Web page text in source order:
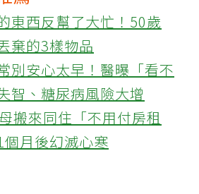
東西反幫了大忙！50歲
棄的3樣物品
別安心太早！醫曝「看不
智、糖尿病風險大增
搬來同住「不用付房租
月後幻滅心寒